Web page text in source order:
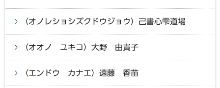
（オノレショシズクドウジョウ）己書心雫道場
（オオノ ユキコ）大野 由貴子
（エンドウ カナエ）遠藤 香苗